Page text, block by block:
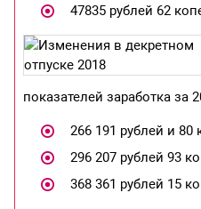
47835 рублей 62
показателей заработка за
266 191 рублей и
296 207 рублей 93
368 361 рублей 15